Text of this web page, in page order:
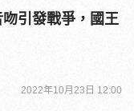
吻引發戰爭，國王
2022年10月23日 12:00